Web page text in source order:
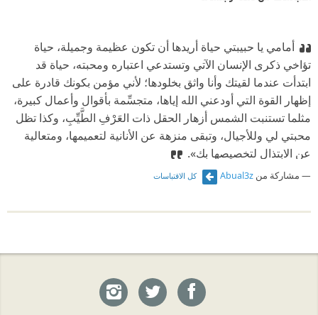
أمامي يا حبيبتي حياة أريدها أن تكون عظيمة وجميلة، حياة
تؤاخي ذكرى الإنسان الآتي وتستدعي اعتباره ومحبته، حياة قد
ابتدأت عندما لقيتك وأنا واثق بخلودها؛ لأني مؤمن بكونك قادرة على
إظهار القوة التي أودعني الله إياها، متجسِّمة بأقوال وأعمال كبيرة،
مثلما تستنبت الشمس أزهار الحقل ذات العَرْفِ الطَّيِّبِ، وكذا تظل
محبتي لي وللأجيال، وتبقى منزهة عن الأنانية لتعميمها، ومتعالية
عن الابتذال لتخصيصها بك».
مشاركة من Abual3z كل الاقتباسات